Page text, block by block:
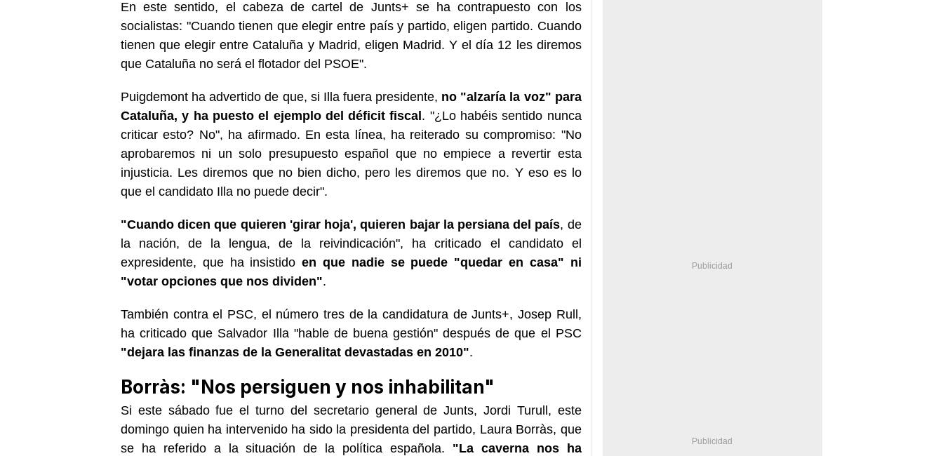
En este sentido, el cabeza de cartel de Junts+ se ha contrapuesto con los
socialistas: "Cuando tienen que elegir entre país y partido, eligen partido. Cuando
tienen que elegir entre Cataluña y Madrid, eligen Madrid. Y el día 12 les diremos
que Cataluña no será el flotador del PSOE".
Puigdemont ha advertido de que, si Illa fuera presidente, no "alzaría la voz" para
Cataluña, y ha puesto el ejemplo del déficit fiscal. "¿Lo habéis sentido nunca
criticar esto? No", ha afirmado. En esta línea, ha reiterado su compromiso: "No
aprobaremos ni un solo presupuesto español que no empiece a revertir esta
injusticia. Les diremos que no bien dicho, pero les diremos que no. Y eso es lo
que el candidato Illa no puede decir".
"Cuando dicen que quieren 'girar hoja', quieren bajar la persiana del país, de
la nación, de la lengua, de la reivindicación", ha criticado el candidato el
expresidente, que ha insistidoen que nadie se puede "quedar en casa" ni
"votar opciones que nos dividen".
También contra el PSC, el número tres de la candidatura de Junts+, Josep Rull,
ha criticado que Salvador Illa "hable de buena gestión" después de que el PSC
"dejara las finanzas de la Generalitat devastadas en 2010".
Borràs: "Nos persiguen y nos inhabilitan"
Si este sábado fue el turno del secretario general de Junts, Jordi Turull, este
domingo quien ha intervenido ha sido la presidenta del partido, Laura Borràs, que
se ha referido a la situación de la política española. "La caverna nos ha